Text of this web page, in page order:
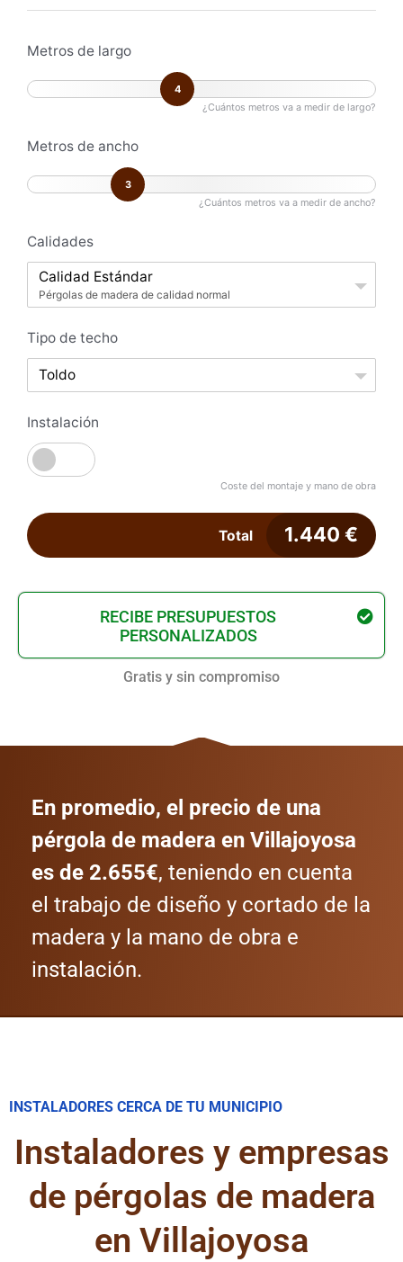
Metros de largo
4
¿Cuántos metros va a medir de largo?
Metros de ancho
3
¿Cuántos metros va a medir de ancho?
Calidades
Calidad Estándar
Pérgolas de madera de calidad normal
Tipo de techo
Toldo
Instalación
Coste del montaje y mano de obra
Total 1.440 €
RECIBE PRESUPUESTOS
PERSONALIZADOS
Gratis y sin compromiso
En promedio, el precio de una
pérgola de madera en Villajoyosa
es de 2.655€, teniendo en cuenta
el trabajo de diseño y cortado de la
madera y la mano de obra e
instalación.
INSTALADORES CERCA DE TU MUNICIPIO
Instaladores y empresas
de pérgolas de madera
en Villajoyosa